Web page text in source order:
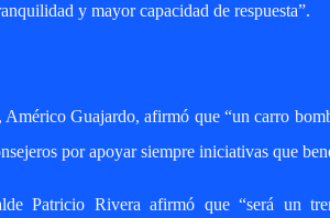
y mayor capacidad de respuesta”.
Guajardo, afirmó que “un carro
por apoyar siempre iniciativas que
Patricio Rivera afirmó que “será un